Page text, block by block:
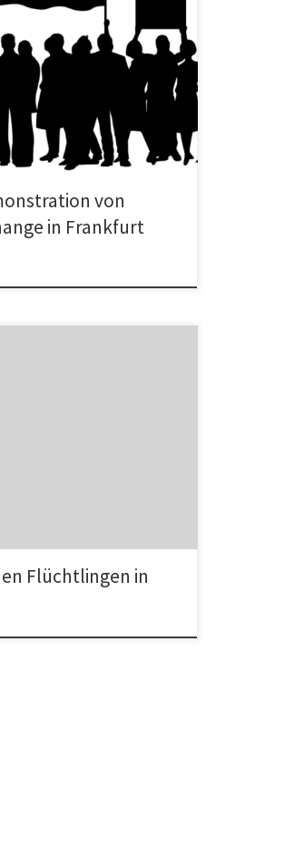
| Frankfurt Hauptbahnhof | Die
„Refugees for
den 13.08.2016 eine
von
in Frankfurt
Flüchtlingen in